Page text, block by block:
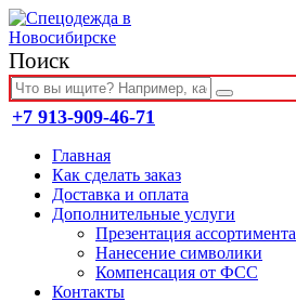
Поиск
+7 913-909-46-71
Главная
Как сделать заказ
Доставка и оплата
Дополнительные услуги
Презентация ассортимента
Нанесение символики
Компенсация от ФСС
Контакты